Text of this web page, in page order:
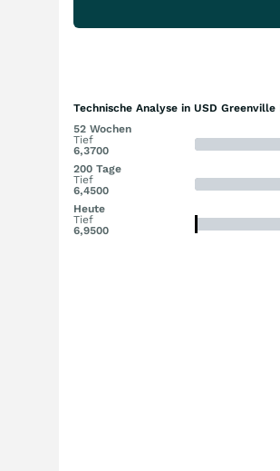
Technische Analyse in USD
52 Wochen
Tief
6,3700
200 Tage
Tief
6,4500
Heute
Tief
6,9500